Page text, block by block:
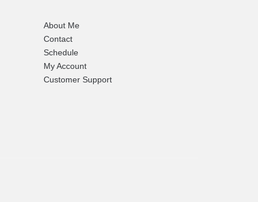
About Me
Contact
Schedule
My Account
Customer Support